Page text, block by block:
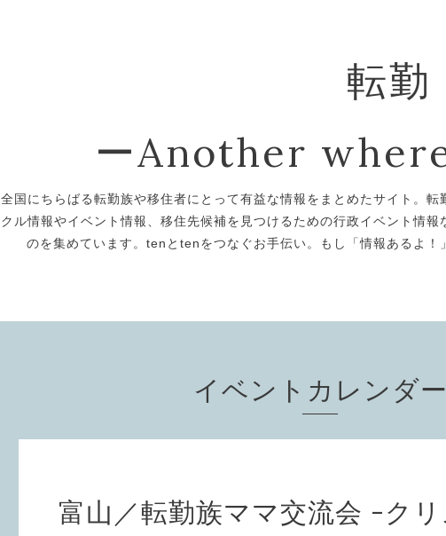
転勤
ーAnother
全国にちらばる転勤族や移住者にとって有益な情報をまとめたサイト。転
クル情報やイベント情報、移住先候補を見つけるための行政イベント情報
のを集めています。tenとtenをつなぐお手伝い。もし「情報あるよ！
イベントカレンダー
富山／転勤族ママ交流会 -ク